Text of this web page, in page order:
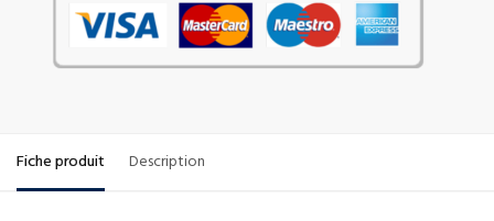
Fiche produit Description